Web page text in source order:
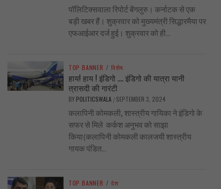
पॉलिटिक्सवाला रिपोर्ट बेंगलुरु। कर्नाटक से एक
बड़ी खबर हैं। शुक्रवार को मुख्यमंत्री सिद्धारमैया पर
एफआईआर दर्ज हुई। शुक्रवार को ही...
TOP BANNER / विशेष
हाय! हाय ! इंडिगो …. इंडिगो की यात्रा यानी
त्रासदी की गारंटी
BY POLITICSWALA / SEPTEMBER 3, 2024
कलापिनी कोमकली, शास्त्रीय गायिका ने इंडिगो के
सफर से मिले कर्कश अनुभव को साझा
किया(कलापिनी कोमकली कालजयी शास्त्रीय
गायक पंडित...
TOP BANNER / देश